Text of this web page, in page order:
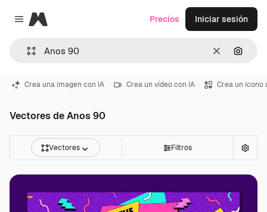
Close menu
Magnific
Borrar
Precios Iniciar sesión
Crea una imagen con IA Crea un vídeo con IA Crea un icono
Vectores de Anos 90
Vectores Filtros